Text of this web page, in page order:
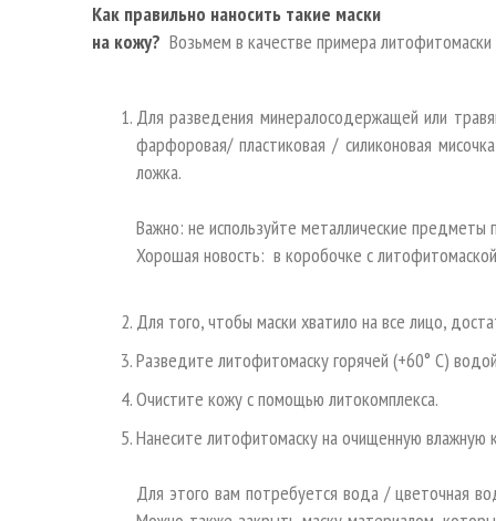
Как правильно наносить такие маски
на кожу? Возьмем в качестве примера
Для разведения минералосодержащей или
фарфоровая/ пластиковая / силиконовая
ложка.
Важно: не используйте металлические предметы
Хорошая новость: в коробочке с
Для того, чтобы маски хватило на все лицо,
Разведите литофитомаску горячей (+60° С)
Очистите кожу с помощью литокомплекса.
Нанесите литофитомаску на очищенную влажную
Для этого вам потребуется вода / цветочная